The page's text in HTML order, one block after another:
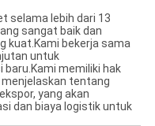
selama lebih dari 13
sangat baik dan
kuat.Kami bekerja sama
untuk
baru.Kami memiliki hak
tentang
yang akan
dan biaya logistik untuk